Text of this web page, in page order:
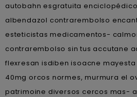
autobahn esgratuita
albendazol contrarembolso
esteticistas medicamentos-
contrarembolso sin tus accutane
flexresan isdiben isoacne mayesta
40mg orcos normes, murmura el
patrimoine diversos cercos mas-